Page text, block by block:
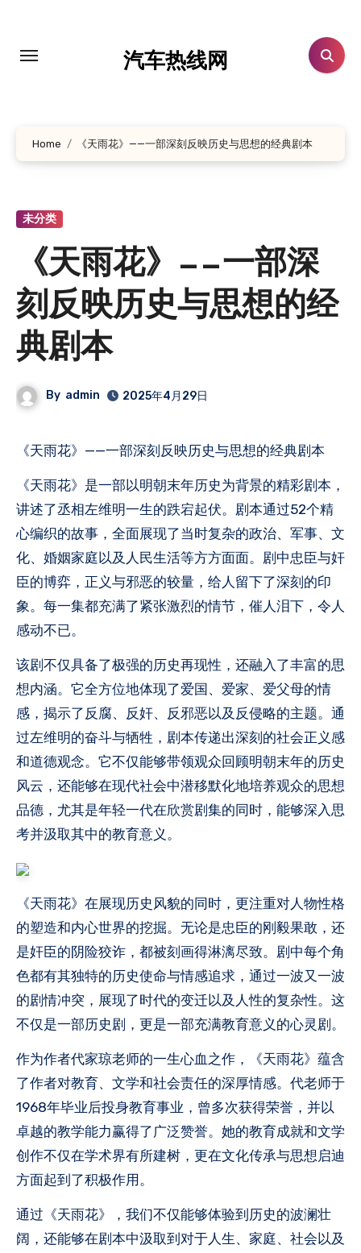
汽车热线网
Home 《天雨花》——一部深刻反映历史与思想的经典剧本
未分类
《天雨花》——一部深
刻反映历史与思想的经
典剧本
By admin 2025年4月29日
《天雨花》——一部深刻反映历史与思想的经典剧本
《天雨花》是一部以明朝末年历史为背景的精彩剧本，
讲述了丞相左维明一生的跌宕起伏。剧本通过52个精
心编织的故事，全面展现了当时复杂的政治、军事、文
化、婚姻家庭以及人民生活等方方面面。剧中忠臣与奸
臣的博弈，正义与邪恶的较量，给人留下了深刻的印
象。每一集都充满了紧张激烈的情节，催人泪下，令人
感动不已。
该剧不仅具备了极强的历史再现性，还融入了丰富的思
想内涵。它全方位地体现了爱国、爱家、爱父母的情
感，揭示了反腐、反奸、反邪恶以及反侵略的主题。通
过左维明的奋斗与牺牲，剧本传递出深刻的社会正义感
和道德观念。它不仅能够带领观众回顾明朝末年的历史
风云，还能够在现代社会中潜移默化地培养观众的思想
品德，尤其是年轻一代在欣赏剧集的同时，能够深入思
考并汲取其中的教育意义。
《天雨花》在展现历史风貌的同时，更注重对人物性格
的塑造和内心世界的挖掘。无论是忠臣的刚毅果敢，还
是奸臣的阴险狡诈，都被刻画得淋漓尽致。剧中每个角
色都有其独特的历史使命与情感追求，通过一波又一波
的剧情冲突，展现了时代的变迁以及人性的复杂性。这
不仅是一部历史剧，更是一部充满教育意义的心灵剧。
作为作者代家琼老师的一生心血之作，《天雨花》蕴含
了作者对教育、文学和社会责任的深厚情感。代老师于
1968年毕业后投身教育事业，曾多次获得荣誉，并以
卓越的教学能力赢得了广泛赞誉。她的教育成就和文学
创作不仅在学术界有所建树，更在文化传承与思想启迪
方面起到了积极作用。
通过《天雨花》，我们不仅能够体验到历史的波澜壮
阔，还能够在剧本中汲取到对于人生、家庭、社会以及